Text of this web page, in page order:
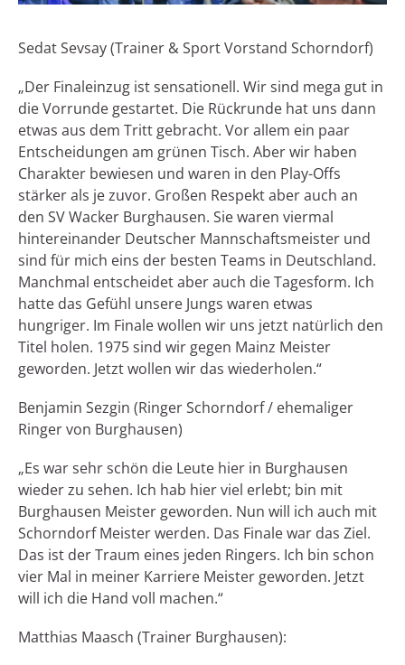
Sedat Sevsay (Trainer & Sport Vorstand Schorndorf)
„Der Finaleinzug ist sensationell. Wir sind mega gut in
die Vorrunde gestartet. Die Rückrunde hat uns dann
etwas aus dem Tritt gebracht. Vor allem ein paar
Entscheidungen am grünen Tisch. Aber wir haben
Charakter bewiesen und waren in den Play-Offs
stärker als je zuvor. Großen Respekt aber auch an
den SV Wacker Burghausen. Sie waren viermal
hintereinander Deutscher Mannschaftsmeister und
sind für mich eins der besten Teams in Deutschland.
Manchmal entscheidet aber auch die Tagesform. Ich
hatte das Gefühl unsere Jungs waren etwas
hungriger. Im Finale wollen wir uns jetzt natürlich den
Titel holen. 1975 sind wir gegen Mainz Meister
geworden. Jetzt wollen wir das wiederholen.“
Benjamin Sezgin (Ringer Schorndorf / ehemaliger
Ringer von Burghausen)
„Es war sehr schön die Leute hier in Burghausen
wieder zu sehen. Ich hab hier viel erlebt; bin mit
Burghausen Meister geworden. Nun will ich auch mit
Schorndorf Meister werden. Das Finale war das Ziel.
Das ist der Traum eines jeden Ringers. Ich bin schon
vier Mal in meiner Karriere Meister geworden. Jetzt
will ich die Hand voll machen.“
Matthias Maasch (Trainer Burghausen):